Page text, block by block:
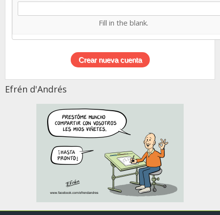
Fill in the blank.
Efrén d'Andrés